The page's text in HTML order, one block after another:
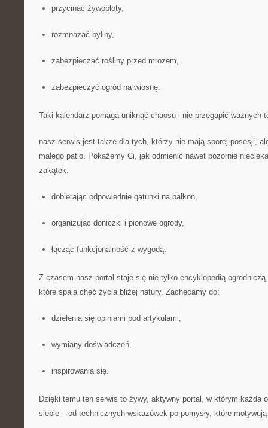
przycinać żywopłoty,
rozmnażać byliny,
zabezpieczać rośliny przed mrozem,
zabezpieczyć ogród na wiosnę.
Taki kalendarz pomaga uniknąć chaosu i nie przegapić ważnych
nasz serwis jest także dla tych, którzy nie mają sporej posesji,
małego patio. Pokażemy Ci, jak odmienić nawet pozornie
zakątek:
dobierając odpowiednie gatunki na balkon,
organizując doniczki i pionowe ogrody,
łącząc funkcjonalność z wygodą.
Z czasem nasz portal staje się nie tylko encyklopedią
które spaja chęć życia bliżej natury. Zachęcamy do:
dzielenia się opiniami pod artykułami,
wymiany doświadczeń,
inspirowania się.
Dzięki temu ten serwis to żywy, aktywny portal, w którym każda
siebie – od technicznych wskazówek po pomysły, które